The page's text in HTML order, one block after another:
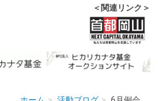
＜関連リンク＞